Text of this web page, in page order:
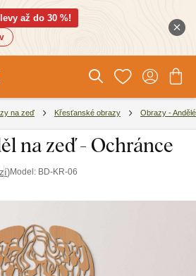
až do 30 %!
na zeď Křesťanské obrazy Obrazy - Andělé
na zeď - Ochránce
)Model: BD-KR-06